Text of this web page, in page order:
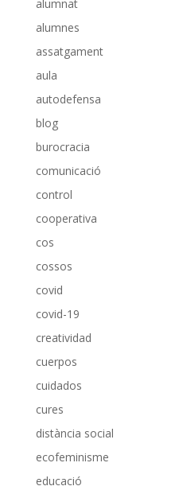
alumnat
alumnes
assatgament
aula
autodefensa
blog
burocracia
comunicació
control
cooperativa
cos
cossos
covid
covid-19
creatividad
cuerpos
cuidados
cures
distància social
ecofeminisme
educació